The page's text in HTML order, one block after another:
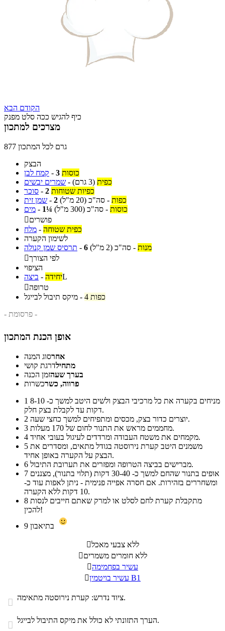
הקודם הבא
כיף להגיש ככה סלט מפנק
מצרכים למתכון
877 גרם לכל המתכון
הבצק
קמח לבן - 3 כוסות
שמרים יבשים - כפית (3 גרם)
סוכר - 2 כפיות שטוחות
שמן זית - 2 כפות - סה"כ (20 מ"ל)
מים - 1¼ כוסות - סה"כ (300 מ"ל)
פושרים
מלח - כפית שטוחה
לשימון הקערה
תרסיס שמן קנולה - 6 מנות - סה"כ (2 מ"ל)
לפי הצורך
הציפוי
ביצה - יחידהL
טרופה
מיקס תיבול לבייגל -
4 כפות
- פרסומת -
אופן הכנת המתכון
אחרסוג המנה
מתחילדרגת קושי
בערך שעהזמן הכנה
פרווה, כשרכשרות
1
דקות עד לקבלת בצק חלק.
2
יוצרים כדור בצק, מכסים ומתפיחים למשך כחצי שעה.
3
מחממים מראש את התנור לחום של 170 מעלות.
4
מקמחים את משטח העבודה ומרדדים לעיגול בעובי אחיד.
5
הבצק על הקערה באופן אחיד.
6
מברישים בביצה הטרופה ומפזרים את תערובת התיבול.
7
ומשחררים בזהירות. אם חסרה אפייה פנימית - ניתן לאפות עוד כ-
10 דקות ללא הקערה.
8
להכין!
9
ללא צבעי מאכל
ללא חומרים משמרים
עשיר בפחמימה

עשיר בויטמין B1
 ציוד נדרש: קערת נירוסטה מתאימה.
 הערך התזונתי לא כולל את מיקס התיבול לבייגל.